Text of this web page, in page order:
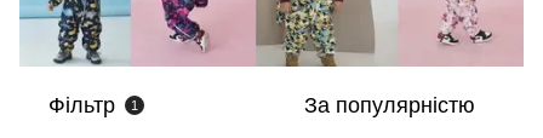
Фільтр 1 За популярністю